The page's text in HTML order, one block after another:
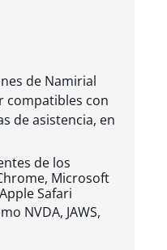
de Namirial
compatibles con
de asistencia, en
de los
Microsoft
Safari
NVDA, JAWS,